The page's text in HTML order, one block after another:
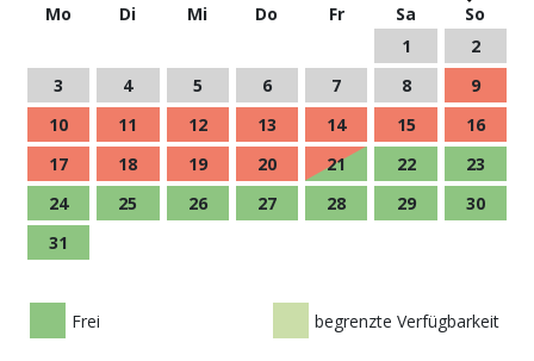
Mo Di Mi Do Fr Sa
So
1
2
3
4 5 6 7 8
9
10
11 12 13 14 15
16
17
18 19 20 21 22
23
24
25 26 27 28 29
30
31
Frei begrenzte Verfügbarkeit